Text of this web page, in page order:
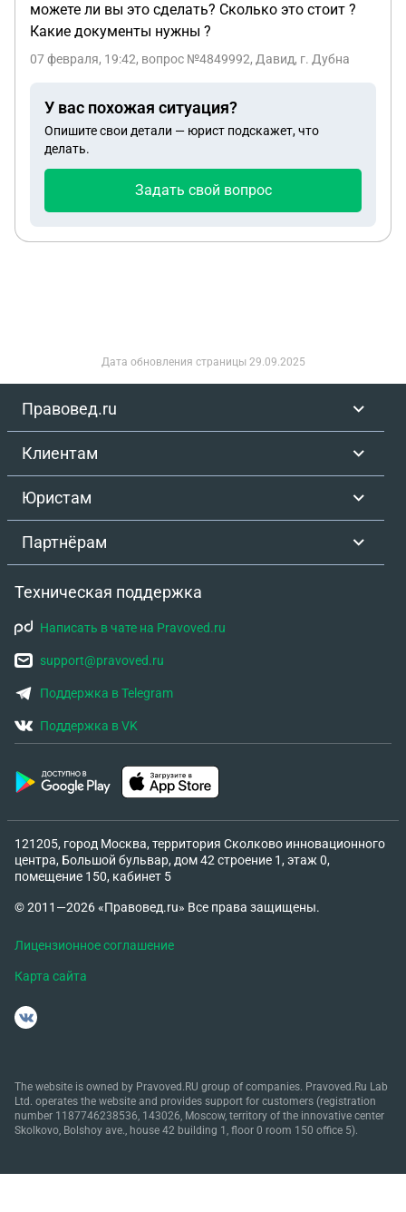
можете ли вы это сделать? Сколько это стоит ?
Какие документы нужны ?
07 февраля, 19:42, вопрос №4849992, Давид, г. Дубна
У вас похожая ситуация?
Опишите свои детали — юрист подскажет, что
делать.
Задать свой вопрос
Дата обновления страницы 29.09.2025
Правовед.ru
Клиентам
Юристам
Партнёрам
Техническая поддержка
Написать в чате на Pravoved.ru
support@pravoved.ru
Поддержка в Telegram
Поддержка в VK
121205, город Москва, территория Сколково инновационного
центра, Большой бульвар, дом 42 строение 1, этаж 0,
помещение 150, кабинет 5
© 2011—2026 «Правовед.ru» Все права защищены.
Лицензионное соглашение
Карта сайта
The website is owned by Pravoved.RU group of companies. Pravoved.Ru Lab
Ltd. operates the website and provides support for customers (registration
number 1187746238536, 143026, Moscow, territory of the innovative center
Skolkovo, Bolshoy ave., house 42 building 1, floor 0 room 150 office 5).